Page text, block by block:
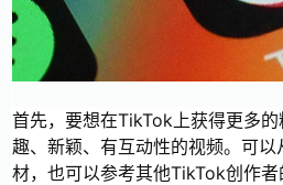
首先，要想在TikTok上获得更多
趣、新颖、有互动性的视频。可
材，也可以参考其他TikTok创作